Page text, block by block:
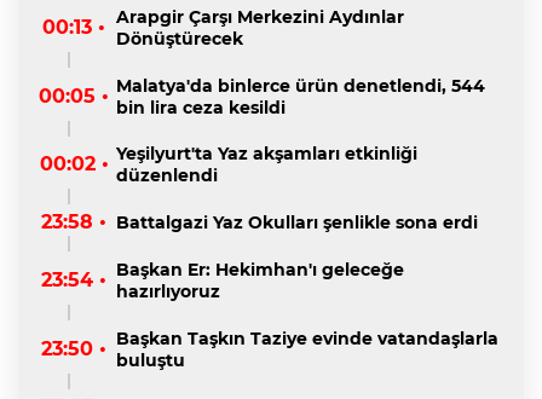
00:13 • Arapgir Çarşı Merkezini Aydınlar
Dönüştürecek
00:05 • Malatya'da binlerce ürün denetlendi, 544
bin lira ceza kesildi
00:02 • Yeşilyurt'ta Yaz akşamları etkinliği
düzenlendi
23:58 • Battalgazi Yaz Okulları şenlikle sona erdi
23:54 • Başkan Er: Hekimhan'ı geleceğe
hazırlıyoruz
23:50 • Başkan Taşkın Taziye evinde vatandaşlarla
buluştu